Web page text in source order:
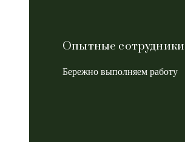
Опытные сотрудники
Бережно выполняем работу